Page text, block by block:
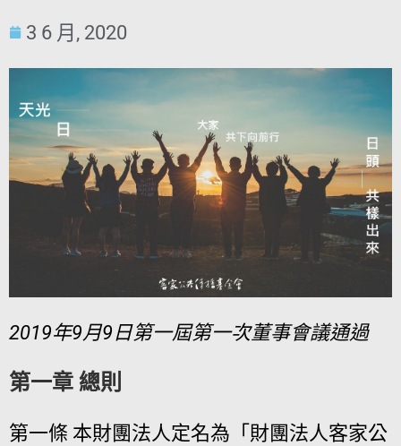
3 6 月, 2020
2019年9月9日第一屆第一次董事會議通過
第一章 總則
第一條 本財團法人定名為「財團法人客家公